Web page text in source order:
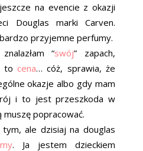
na evencie z okazji
Douglas marki Carven.
przyjemne perfumy.
“swój” zapach,
to cena… cóż, sprawia, że
okazje albo gdy mam
i to jest przeszkoda w
popracować.
tym, ale dzisiaj na douglas
. Ja jestem dzieckiem